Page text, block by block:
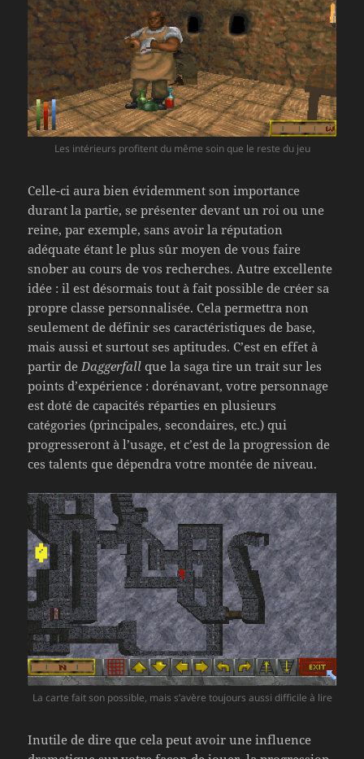
Les intérieurs profitent du même soin que le reste du jeu
Celle-ci aura bien évidemment son importance
durant la partie, se présenter devant un roi ou une
reine, par exemple, sans avoir la réputation
adéquate étant le plus sûr moyen de vous faire
snober au cours de vos recherches. Autre excellente
idée : il est désormais tout à fait possible de créer sa
propre classe personnalisée. Cela permettra non
seulement de définir ses caractéristiques de base,
mais aussi et surtout ses aptitudes. C’est en effet à
partir de Daggerfall que la saga tire un trait sur les
points d’expérience : dorénavant, votre personnage
est doté de capacités réparties en plusieurs
catégories (principales, secondaires, etc.) qui
progresseront à l’usage, et c’est de la progression de
ces talents que dépendra votre montée de niveau.
La carte fait son possible, mais s’avère toujours aussi difficile à lire
Inutile de dire que cela peut avoir une influence